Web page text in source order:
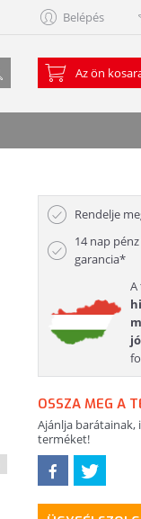
Belépés
Az ön
Rendelje
14 nap
garancia*
A
OSSZA MEG A
Ajánlja barátainak,
terméket!